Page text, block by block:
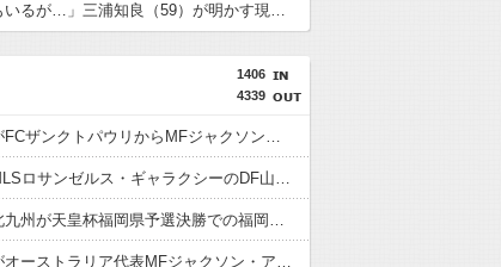
「外で笑う人もいるが…」三浦知良（59）が明かす現役への葛藤！ 還暦直前も「今でも上手くなりたい」と足掻く1年目からの本音
1406
4339
セレッソ大阪がFCザンクトパウリからMFジャクソン・アーバインを完全移籍で獲得と発表 「チームがさらに良くなる手助けをしたいと思っています」
浦和レッズがMLSロサンゼルス・ギャラクシーのDF山根視来を獲得へ 曺貴裁監督の湘南時代の教え子
ギラヴァンツ北九州が天皇杯福岡県予選決勝での福岡大とのトラブルを謝罪 退場のFW永井龍には2試合の出場停止処分
セレッソ大阪がオーストラリア代表MFジャクソン・アーバインを獲得か クラブはXに“匂わせ”ポスト